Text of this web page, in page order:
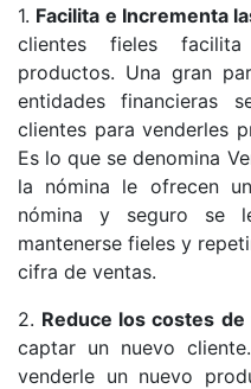
1. Facilita e Incrementa
clientes fieles
productos. Una gran
entidades financieras
clientes para venderles
Es lo que se denomina
la nómina le ofrecen
nómina y seguro se
mantenerse fieles y
cifra de ventas.
2. Reduce los costes
captar un nuevo
venderle un nuevo